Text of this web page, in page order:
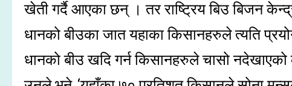
खेती गर्दै आएका छन् । तर राष्ट्रिय बिउ बिजन
धानको बीउका जात यहाका किसानहरुले त्यति
धानको बीउ खदि गर्न किसानहरुले चासो नदेखाएको